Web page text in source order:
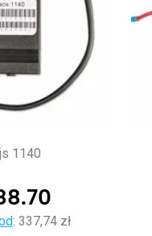
1140
: 337,74 zł